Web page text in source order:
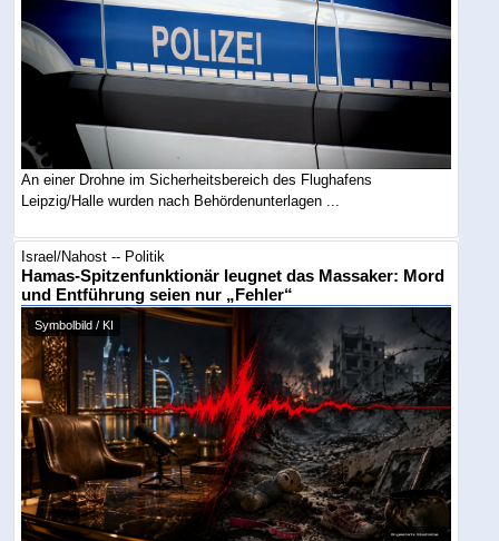
An einer Drohne im Sicherheitsbereich des Flughafens
Leipzig/Halle wurden nach Behördenunterlagen ...
Israel/Nahost -- Politik
Hamas-Spitzenfunktionär leugnet das Massaker: Mord
und Entführung seien nur „Fehler“
Symbolbild / KI